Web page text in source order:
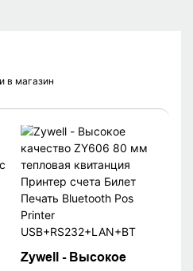
в магазин
Zywell - Высокое